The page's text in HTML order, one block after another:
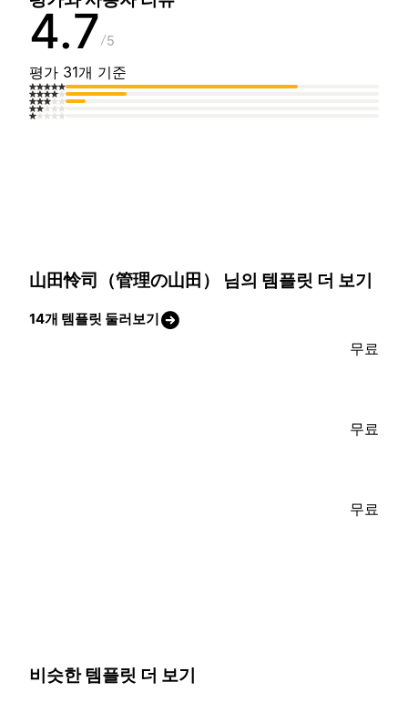
4.7 5
평가 31개 기준
山田怜司（管理の山田） 님의 템플릿 더 보기
14개 템플릿 둘러보기
무료
무료
무료
비슷한 템플릿 더 보기